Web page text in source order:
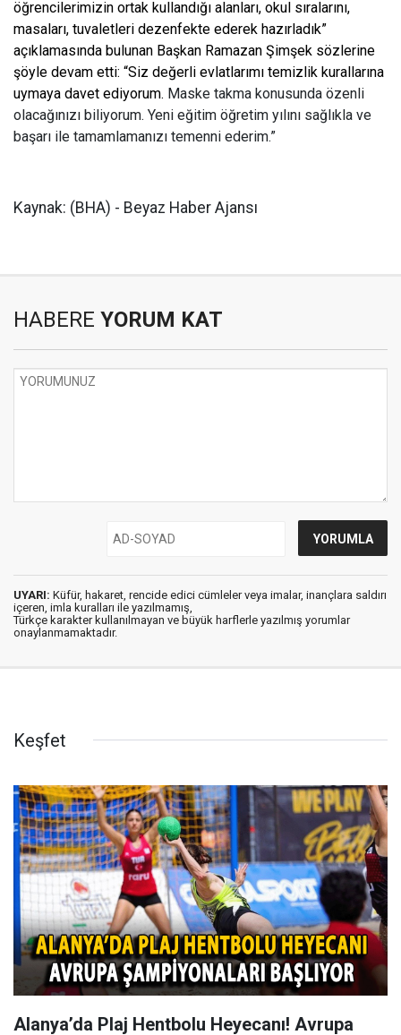
öğrencilerimizin ortak kullandığı alanları, okul sıralarını,
masaları, tuvaletleri dezenfekte ederek hazırladık”
açıklamasında bulunan Başkan Ramazan Şimşek sözlerine
şöyle devam etti: “Siz değerli evlatlarımı temizlik kurallarına
uymaya davet ediyorum. Maske takma konusunda özenli
olacağınızı biliyorum. Yeni eğitim öğretim yılını sağlıkla ve
başarı ile tamamlamanızı temenni ederim.”
Kaynak: (BHA) - Beyaz Haber Ajansı
HABERE YORUM KAT
UYARI: Küfür, hakaret, rencide edici cümleler veya imalar, inançlara saldırı
içeren, imla kuralları ile yazılmamış,
Türkçe karakter kullanılmayan ve büyük harflerle yazılmış yorumlar
onaylanmamaktadır.
Keşfet
Alanya’da Plaj Hentbolu Heyecanı! Avrupa